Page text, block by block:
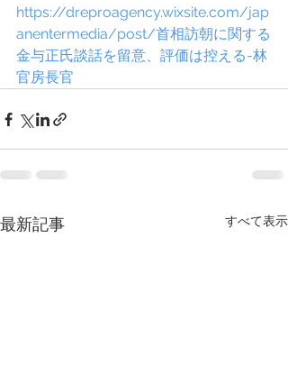
https://dreproagency.wixsite.com/jap
anentermedia/post/首相訪朝に関する
金与正氏談話を留意、評価は控える-林
官房長官
最新記事 すべて表示